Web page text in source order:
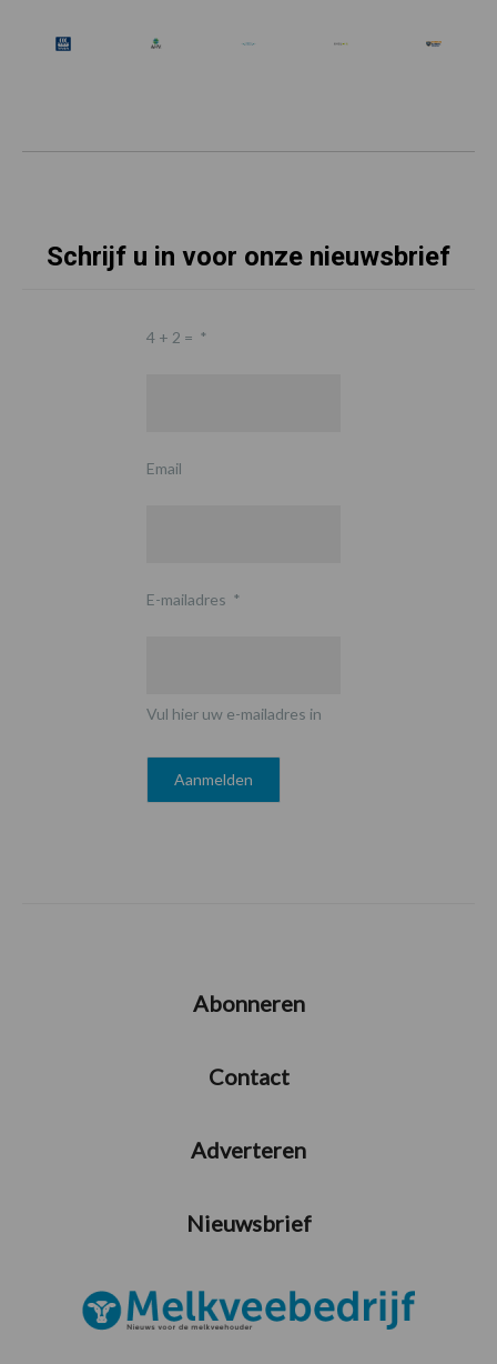
Schrijf u in voor onze nieuwsbrief
4 + 2 = *
Email
E-mailadres *
Vul hier uw e-mailadres in
Abonneren
Contact
Adverteren
Nieuwsbrief